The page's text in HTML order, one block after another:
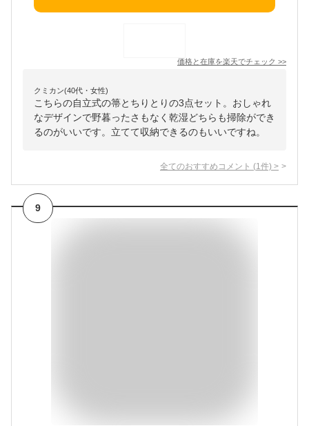
価格と在庫を楽天でチェック >>
クミカン(40代・女性)
こちらの自立式の箒とちりとりの3点セット。おしゃれ
なデザインで野暮ったさもなく乾湿どちらも掃除ができ
るのがいいです。立てて収納できるのもいいですね。
全てのおすすめコメント (1 件) >
9